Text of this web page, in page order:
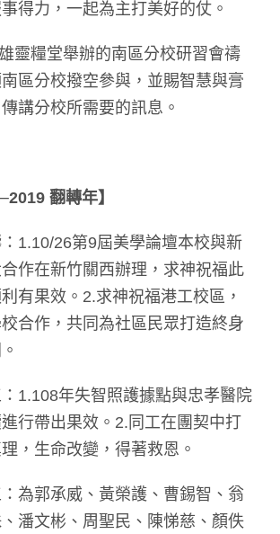
得力，一起為主打美好的仗。
靈糧堂舉辦的南區分校研習會禱
區分校撥空參與，並賜智慧與膏
講分校所需要的訊息。
翻轉年】
1.10/26第9屆美學論壇本校與新
作在新竹關西辦理，求神祝福此
有果效。2.求神祝福港工校區，
合作，共同為社區民眾打造終身
1.108年失智照護據點與忠孝醫院
行帶出果效。2.同工在團契中打
，生命改變，得著救恩。
為郭承威、黃榮護、曹錫智、翁
潘文彬、周聖民、陳悌慈、顏佚